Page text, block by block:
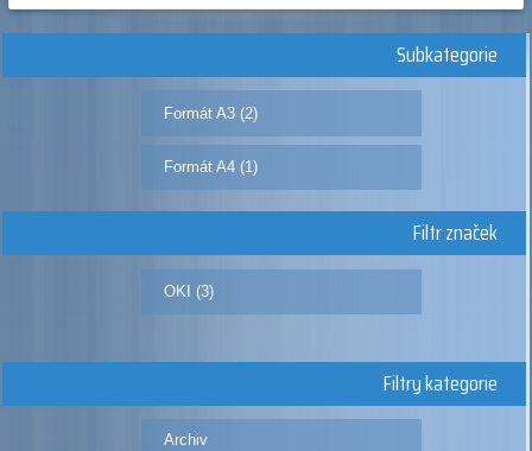
Subkategorie
Formát A3 (2)
Formát A4 (1)
Filtr značek
OKI (3)
Filtry kategorie
Archiv